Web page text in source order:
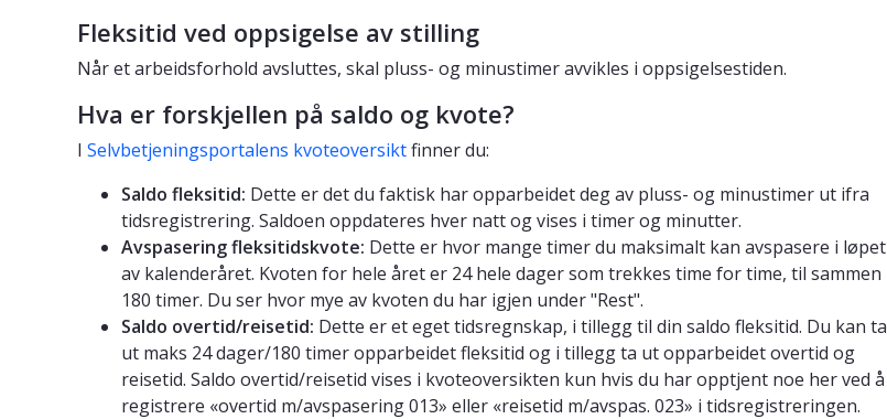
Fleksitid ved oppsigelse av stilling
Når et arbeidsforhold avsluttes, skal pluss- og minustimer avvikles i oppsigelsestiden.
Hva er forskjellen på saldo og kvote?
I Selvbetjeningsportalens kvoteoversiktfinner du:
Saldo fleksitid: Dette er det du faktisk har opparbeidet deg av pluss- og minustimer ut ifra
tidsregistrering. Saldoen oppdateres hver natt og vises i timer og minutter.
Avspasering fleksitidskvote: Dette er hvor mange timer du maksimalt kan avspasere i løpet
av kalenderåret. Kvoten for hele året er 24 hele dager som trekkes time for time, til sammen
180 timer. Du ser hvor mye av kvoten du har igjen under "Rest".
Saldo overtid/reisetid: Dette er et eget tidsregnskap, i tillegg til din saldo fleksitid. Du kan ta
ut maks 24 dager/180 timer opparbeidet fleksitid og i tillegg ta ut opparbeidet overtid og
reisetid. Saldo overtid/reisetid vises i kvoteoversikten kun hvis du har opptjent noe her ved å
registrere «overtid m/avspasering 013» eller «reisetid m/avspas. 023» i tidsregistreringen.